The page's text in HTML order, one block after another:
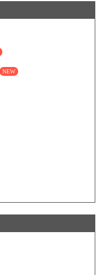
NEW